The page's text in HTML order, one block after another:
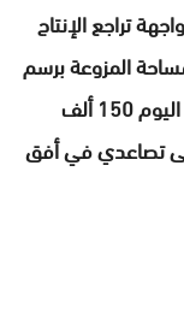
تراجع الإنتاج
المزوعة برسم
برنامج توسيع الزرع المباشر بلغت إلى حدود اليوم 150 ألف
تصاعدي في أفق